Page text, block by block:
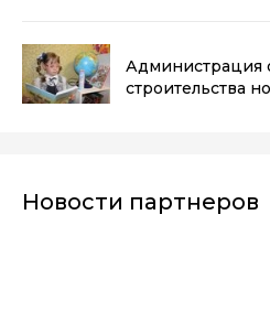
Администрация
строительства
Новости партнеров